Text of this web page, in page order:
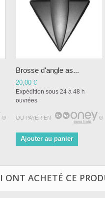
Brosse d'angle as...
20,00 €
Expédition sous 24 à 48 h
ouvrées
OU PAYER EN
Ajouter au panier
ONT ACHETÉ CE